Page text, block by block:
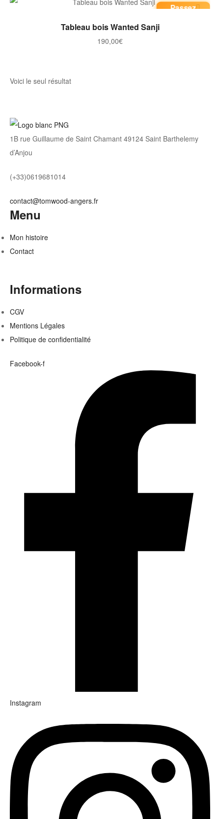
Passez
AJOUTER AU PANIER
Tableau bois Wanted Sanji
190,00€
Voici le seul résultat
1B rue Guillaume de Saint Chamant 49124 Saint Barthelemy
d’Anjou
(+33)0619681014
contact@tomwood-angers.fr
Menu
Mon histoire
Contact
Informations
CGV
Mentions Légales
Politique de confidentialité
Facebook-f
Instagram